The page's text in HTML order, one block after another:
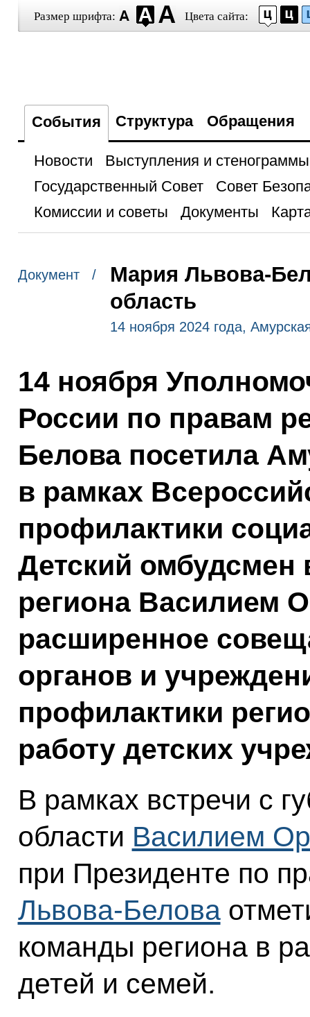
Размер шрифта: Цвета сайта:
События Структура Обращения
Новости
Выступления и стенограммы
Государственный Совет
Совет
Комиссии и советы
Документы
Документ /
Мария Львова-
область
14 ноября 2024 года,
14 ноября
России по правам
Белова посетила
в рамках
профилактики
Детский омбудсмен
региона Василием
расширенное
органов и
профилактики
работу детских
В рамках встречи с
области Василием
при Президенте по
Львова-Белова
команды региона в
детей и семей.